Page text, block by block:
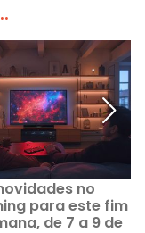
no
para este fim
de 7 a 9 de